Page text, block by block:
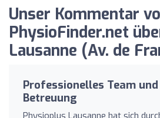
Unser Kommentar
PhysioFinder.net
Lausanne (Av. de
Professionelles Team
Betreuung
Physioplus Lausanne hat sich